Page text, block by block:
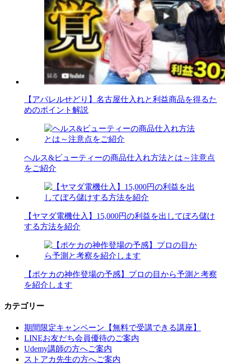
【アパレルせどり】名古屋仕入れと利益商品を得るた
めのポイント解説
ヘルス&ビューティーの商品仕入れ方法とは～注意点
をご紹介
【ヤマダ電機仕入】15,000円の利益を出してぼろ儲け
する方法を紹介
【ポケカの神作登場の予感】プロの目から予測と考察
を紹介します
カテゴリー
期間限定キャンペーン【無料で受講できる講座】
LINEお友だち会員優待のご案内
Udemy講師の方へご案内
ストアカ先生の方へご案内